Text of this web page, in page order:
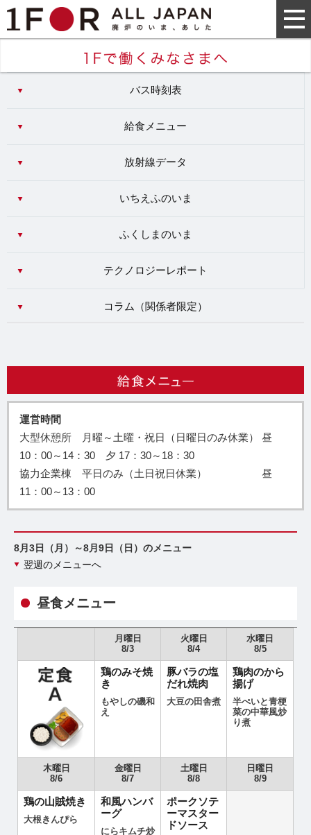
バス時刻表
給食メニュー
放射線データ
いちえふのいま
ふくしまのいま
テクノロジーレポート
コラム（関係者限定）
運営時間
大型休憩所 月曜～土曜・祝日（日曜日のみ休業） 昼
10：00～14：30 夕 17：30～18：30
協力企業棟 平日のみ（土日祝日休業） 昼
11：00～13：00
8月3日（月）～8月9日（日）のメニュー
翌週のメニューへ
昼食メニュー
月曜日
8/3
火曜日
8/4
水曜日
8/5
鶏のみそ焼
き
もやしの磯和
え
豚バラの塩
だれ焼肉
大豆の田舎煮
鶏肉のから
揚げ
半ぺいと青梗
菜の中華風炒
り煮
木曜日
8/6
金曜日
8/7
土曜日
8/8
日曜日
8/9
鶏の山賊焼き
大根きんぴら
和風ハンバ
ーグ
にらキムチ炒
ポークソテ
ーマスター
ドソース